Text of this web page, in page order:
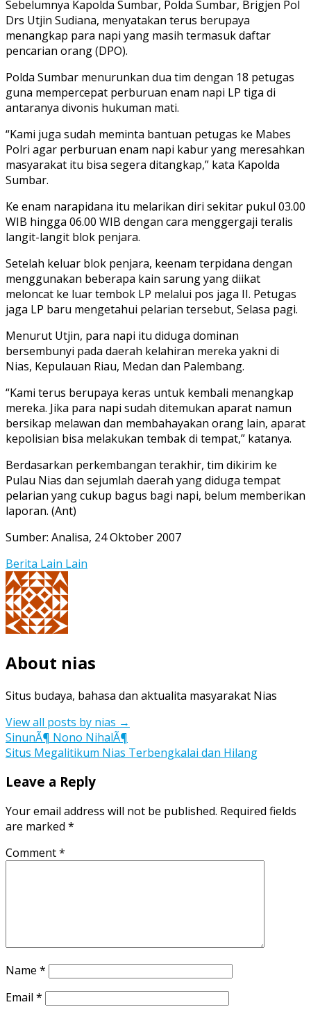
Sebelumnya Kapolda Sumbar, Polda Sumbar, Brigjen Pol
Drs Utjin Sudiana, menyatakan terus berupaya
menangkap para napi yang masih termasuk daftar
pencarian orang (DPO).
Polda Sumbar menurunkan dua tim dengan 18 petugas
guna mempercepat perburuan enam napi LP tiga di
antaranya divonis hukuman mati.
“Kami juga sudah meminta bantuan petugas ke Mabes
Polri agar perburuan enam napi kabur yang meresahkan
masyarakat itu bisa segera ditangkap,” kata Kapolda
Sumbar.
Ke enam narapidana itu melarikan diri sekitar pukul 03.00
WIB hingga 06.00 WIB dengan cara menggergaji teralis
langit-langit blok penjara.
Setelah keluar blok penjara, keenam terpidana dengan
menggunakan beberapa kain sarung yang diikat
meloncat ke luar tembok LP melalui pos jaga II. Petugas
jaga LP baru mengetahui pelarian tersebut, Selasa pagi.
Menurut Utjin, para napi itu diduga dominan
bersembunyi pada daerah kelahiran mereka yakni di
Nias, Kepulauan Riau, Medan dan Palembang.
“Kami terus berupaya keras untuk kembali menangkap
mereka. Jika para napi sudah ditemukan aparat namun
bersikap melawan dan membahayakan orang lain, aparat
kepolisian bisa melakukan tembak di tempat,” katanya.
Berdasarkan perkembangan terakhir, tim dikirim ke
Pulau Nias dan sejumlah daerah yang diduga tempat
pelarian yang cukup bagus bagi napi, belum memberikan
laporan. (Ant)
Sumber: Analisa, 24 Oktober 2007
Berita Lain Lain
About nias
Situs budaya, bahasa dan aktualita masyarakat Nias
View all posts by nias →
Post
navigation
SinunÃ¶ Nono NihalÃ¶
Situs Megalitikum Nias Terbengkalai dan Hilang
Leave a Reply
Your email address will not be published. Required fields
are marked *
Comment*
Name *
Email *